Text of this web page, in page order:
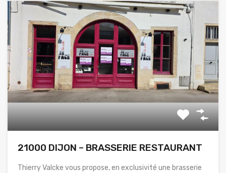
21000 DIJON – BRASSERIE RESTAURANT
Thierry Valcke vous propose, en exclusivité une brasserie